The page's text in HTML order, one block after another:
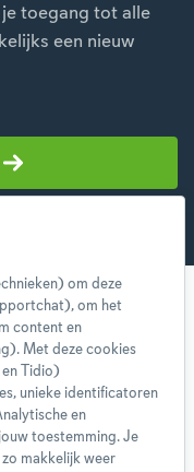
toegang tot alle
een nieuw
om deze
om het
content en
Met deze cookies
Tidio)
unieke identificatoren
en
toestemming. Je
makkelijk weer